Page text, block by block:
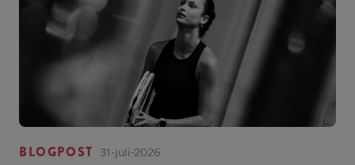
BLOGPOST 31-juli-2026